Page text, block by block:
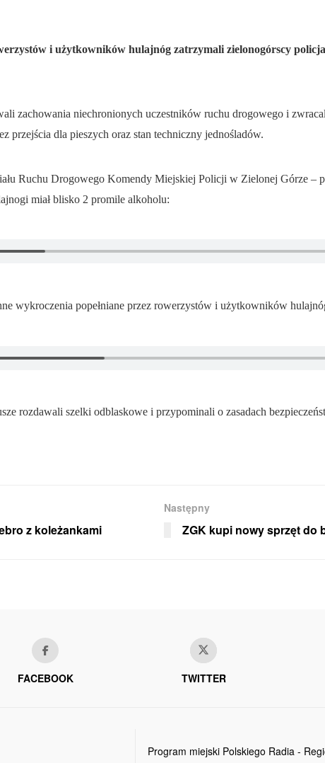
i użytkowników hulajnóg zatrzymali zielonogórscy
zachowania niechronionych uczestników ruchu drogowego i
przejścia dla pieszych oraz stan techniczny jednośladów.
Ruchu Drogowego Komendy Miejskiej Policji w Zielonej Górze –
miał blisko 2 promile alkoholu:
wykroczenia popełniane przez rowerzystów i użytkowników
rozdawali szelki odblaskowe i przypominali o zasadach
z koleżankami
Następny
ZGK kupi nowy sprzęt do
FACEBOOK TWITTER
Program miejski Polskiego Radia -